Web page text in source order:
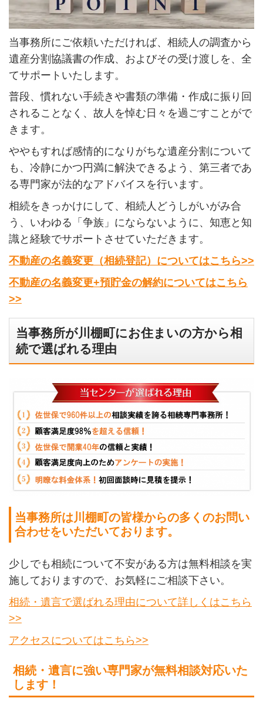
当事務所にご依頼いただければ、相続人の調査から
遺産分割協議書の作成、およびその受け渡しを、全
てサポートいたします。
普段、慣れない手続きや書類の準備・作成に振り回
されることなく、故人を悼む日々を過ごすことがで
きます。
ややもすれば感情的になりがちな遺産分割について
も、冷静にかつ円満に解決できるよう、第三者であ
る専門家が法的なアドバイスを行います。
相続をきっかけにして、相続人どうしがいがみ合
う、いわゆる「争族」にならないように、知恵と知
識と経験でサポートさせていただきます。
不動産の名義変更（相続登記）についてはこちら>>
不動産の名義変更+預貯金の解約についてはこちら
>>
当事務所が川棚町にお住まいの方から相
続で選ばれる理由
当事務所は川棚町の皆様からの多くのお問い
合わせをいただいております。
少しでも相続について不安がある方は無料相談を実
施しておりますので、お気軽にご相談下さい。
相続・遺言で選ばれる理由について詳しくはこちら
>>
アクセスについてはこちら>>
相続・遺言に強い専門家が無料相談対応いた
します！